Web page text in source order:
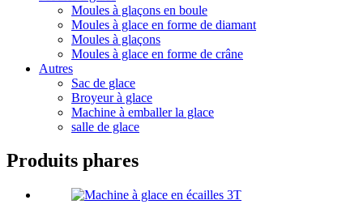
Moules à glaçons en boule
Moules à glace en forme de diamant
Moules à glaçons
Moules à glace en forme de crâne
Autres
Sac de glace
Broyeur à glace
Machine à emballer la glace
salle de glace
Produits phares